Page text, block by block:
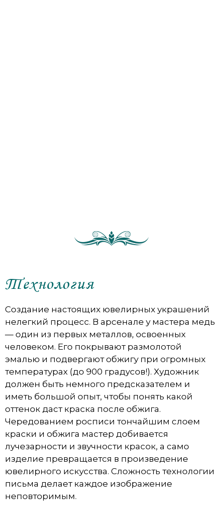
Технология
Создание настоящих ювелирных украшений
нелегкий процесс. В арсенале у мастера медь
— один из первых металлов, освоенных
человеком. Его покрывают размолотой
эмалью и подвергают обжигу при огромных
температурах (до 900 градусов!). Художник
должен быть немного предсказателем и
иметь большой опыт, чтобы понять какой
оттенок даст краска после обжига.
Чередованием росписи тончайшим слоем
краски и обжига мастер добивается
лучезарности и звучности красок, а само
изделие превращается в произведение
ювелирного искусства. Сложность технологии
письма делает каждое изображение
неповторимым.